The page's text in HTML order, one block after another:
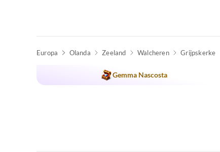
Europa Olanda Zeeland Walcheren Grijpskerke
Gemma Nascosta